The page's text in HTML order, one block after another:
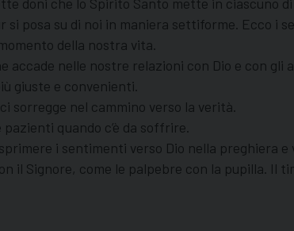
doni che lo Spirito Santo mette in ciascuno di
si posa su di noi in maniera settiforme. Ecco i
della nostra vita.
accade nelle nostre relazioni con Dio e con gli
giuste e convenienti.
sorregge nel cammino verso la verità.
quando c’è da soffrire.
i sentimenti verso Dio nella preghiera
il Signore, come le palpebre con la pupilla. Il